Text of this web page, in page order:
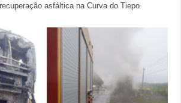
asfáltica na Curva do Tiepo